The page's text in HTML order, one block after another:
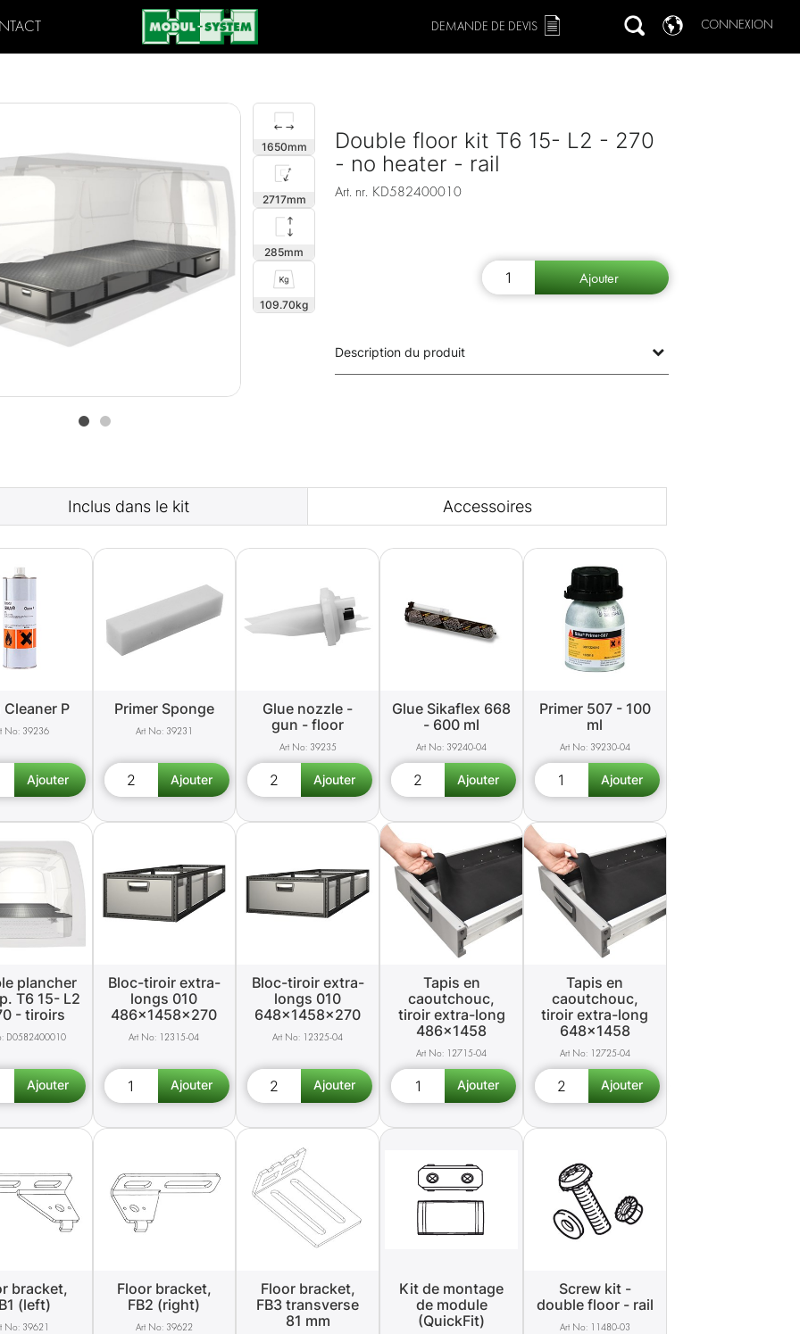
CONNEXION
DEMANDE DE DEVIS
1650
2717
285
109.70
Double floor kit T6 15- L2 - 270
- no heater - rail
Art. nr. KD582400010
Description du produit
Inclus dans le kit Accessoires
Cleaner P
39236
Primer Sponge
39231
Glue nozzle -
gun - floor
39235
Glue Sikaflex 668
- 600 ml
39240-04
Primer 507 - 100
ml
39230-04
plancher
T6 15- L2
- tiroirs
D0582400010
Bloc-tiroir extra-
longs 010
486x1458x270
12315-04
Bloc-tiroir extra-
longs 010
648x1458x270
12325-04
Tapis en
caoutchouc,
tiroir extra-long
486x1458
12715-04
Tapis en
caoutchouc,
tiroir extra-long
648x1458
12725-04
bracket,
(left)
39621
Floor bracket,
FB2 (right)
39622
Floor bracket,
FB3 transverse
81 mm
Kit de montage
de module
(QuickFit)
Screw kit -
double floor - rail
11480-03